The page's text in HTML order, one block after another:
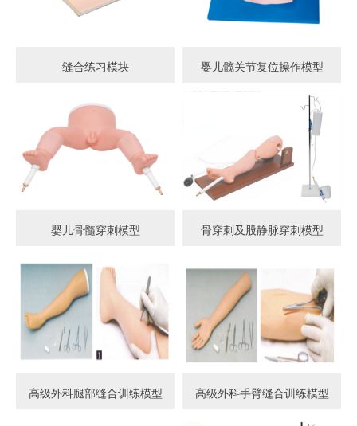
缝合练习模块 婴儿髋关节复位操作模型
婴儿骨髓穿刺模型 骨穿刺及股静脉穿刺模型
高级外科腿部缝合训练模型 高级外科手臂缝合训练模型